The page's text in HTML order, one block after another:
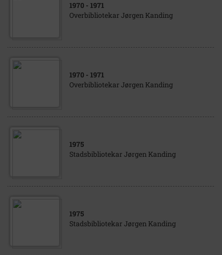
1970 - 1971
Overbibliotekar Jørgen Kanding
1970 - 1971
Overbibliotekar Jørgen Kanding
1975
Stadsbibliotekar Jørgen Kanding
1975
Stadsbibliotekar Jørgen Kanding